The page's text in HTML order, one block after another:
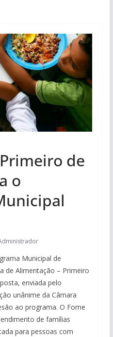
de
o
Municipal de
de Alimentação – Primeiro
enviada pelo
unânime da Câmara
ao programa. O Fome
de famílias
para pessoas com